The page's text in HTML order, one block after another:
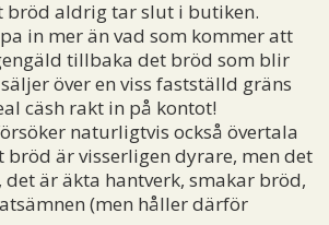
bröd aldrig tar slut i butiken.
in mer än vad som kommer att
tillbaka det bröd som blir
över en viss fastställd gräns
cäsh rakt in på kontot!
naturligtvis också övertala
bröd är visserligen dyrare, men det
är äkta hantverk, smakar bröd,
(men håller därför